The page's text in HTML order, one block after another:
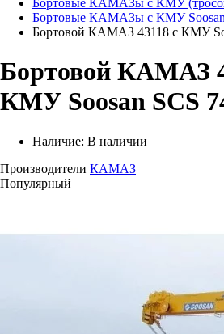
Бортовые КАМАЗы с КМУ
Бортовые КАМАЗы с КМУ Soosan
Бортовой КАМАЗ 43118 с КМУ
Бортовой КАМАЗ
КМУ Soosan SCS
Наличие: В наличии
Производители КАМАЗ
Популярный